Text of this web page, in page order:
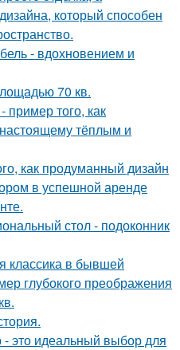
который способен
- вдохновением и
70 кв.
пример того, как
тёплым и
как продуманный дизайн
в успешной аренде
стол - подоконник
классика в бывшей
глубокого преображения
это идеальный выбор для